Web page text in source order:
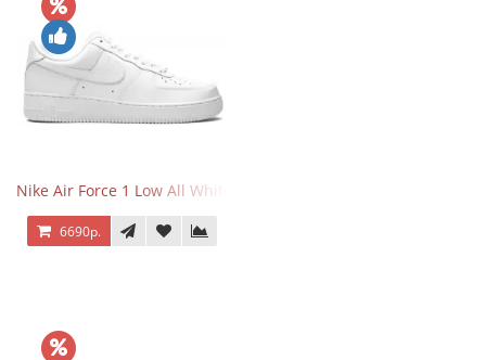
Nike Air Force 1 Low All White
6690р.